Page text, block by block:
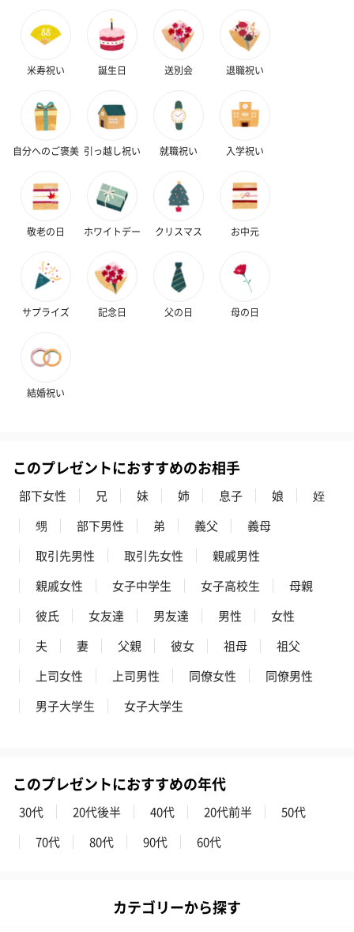
プレミアムビール イネ
ディット（712円）
酔鯨 純米吟醸 吟麗
（704円）
おつまみ・その他
す。
のオイル漬（981円）
米寿祝い 誕生日 送別会 退職祝い
自分へのご褒美 引っ越し祝い 就職祝い 入学祝い
敬老の日 ホワイトデー クリスマス お中元
サプライズ 記念日 父の日 母の日
結婚祝い
このプレゼントにおすすめのお相手
部下女性 兄 妹 姉 息子 娘
姪
甥
部下男性 弟 義父
義母
取引先男性
取引先女性
親戚男性
親戚女性
女子中学生 女子高校生
母親
彼氏
女友達 男友達 男性
女性
夫
妻 父親 彼女 祖母
祖父
上司女性
上司男性 同僚女性
同僚男性
男子大学生
女子大学生
このプレゼントにおすすめの年代
30代 20代後半 40代 20代前半
50代
70代
80代 90代 60代
カテゴリーから探す